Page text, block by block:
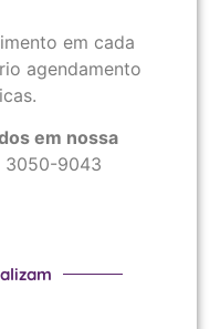
em cada
agendamento
em nossa
3050-9043